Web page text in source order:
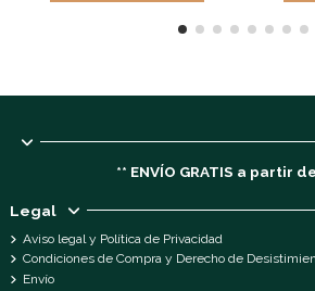
** ENVÍO GRATIS a partir
Legal
Aviso legal y Política de Privacidad
Condiciones de Compra y Derecho de
Envío